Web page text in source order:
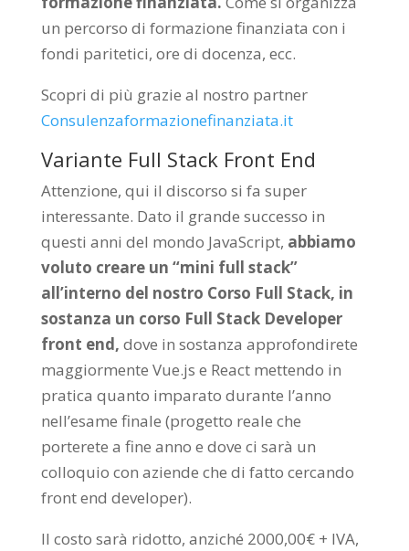
un percorso di formazione finanziata con i
fondi paritetici, ore di docenza, ecc.
Scopri di più grazie al nostro partner
Consulenzaformazionefinanziata.it
Variante Full Stack Front End
Attenzione, qui il discorso si fa super
interessante. Dato il grande successo in
questi anni del mondo JavaScript, abbiamo
voluto creare un “mini full stack”
all’interno del nostro Corso Full Stack, in
sostanza un corso Full Stack Developer
front end, dove in sostanza approfondirete
maggiormente Vue.js e React mettendo in
pratica quanto imparato durante l’anno
nell’esame finale (progetto reale che
porterete a fine anno e dove ci sarà un
colloquio con aziende che di fatto cercando
front end developer).
Il costo sarà ridotto, anziché 2000,00€ + IVA,